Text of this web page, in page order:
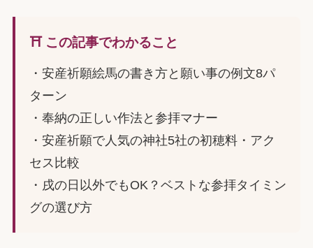
⛩️ この記事でわかること
・安産祈願絵馬の書き方と願い事の例文8パ
ターン
・奉納の正しい作法と参拝マナー
・安産祈願で人気の神社5社の初穂料・アク
セス比較
・戌の日以外でもOK？ベストな参拝タイミン
グの選び方